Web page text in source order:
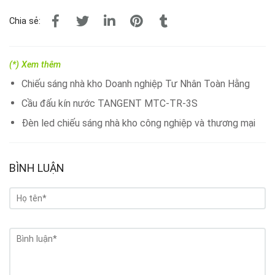
Chia sẻ:
(*) Xem thêm
Chiếu sáng nhà kho Doanh nghiệp Tư Nhân Toàn Hằng
Cầu đấu kín nước TANGENT MTC-TR-3S
Đèn led chiếu sáng nhà kho công nghiệp và thương mại
BÌNH LUẬN